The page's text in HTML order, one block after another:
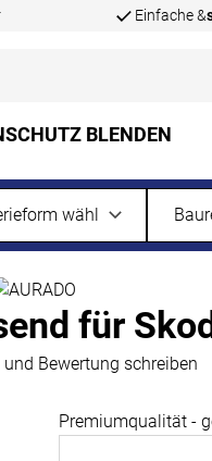
Einfache &
BLENDEN
für
und Bewertung schreiben
Premiumqualität -